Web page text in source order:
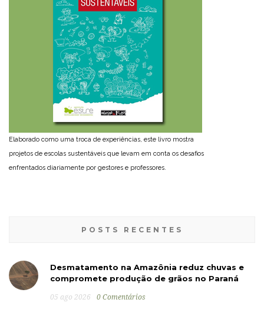
Elaborado como uma troca de experiências, este livro mostra
projetos de escolas sustentáveis que levam em conta os desafios
enfrentados diariamente por gestores e professores.
POSTS RECENTES
Desmatamento na Amazônia reduz chuvas e
compromete produção de grãos no Paraná
05 ago 2026 0 Comentários